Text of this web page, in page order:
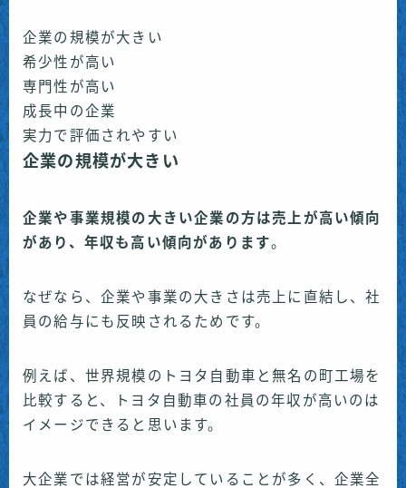
企業の規模が大きい
希少性が高い
専門性が高い
成長中の企業
実力で評価されやすい
企業の規模が大きい
企業や事業規模の大きい企業の方は売上が高い傾向
があり、年収も高い傾向があります。
なぜなら、企業や事業の大きさは売上に直結し、社
員の給与にも反映されるためです。
例えば、世界規模のトヨタ自動車と無名の町工場を
比較すると、トヨタ自動車の社員の年収が高いのは
イメージできると思います。
大企業では経営が安定していることが多く、企業全